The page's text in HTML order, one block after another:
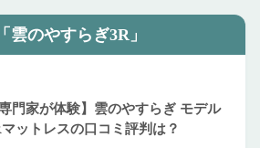
雲のやすらぎ3R」
専門家が体験】雲のやすらぎ モデル
ットレスの口コミ評判は？